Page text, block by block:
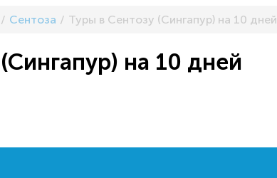
Сентоза Туры в Сентозу (Сингапур) на 10 дней
на 10 дней